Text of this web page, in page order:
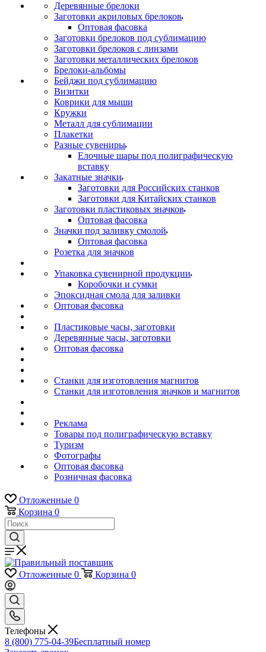
Деревянные брелоки
Заготовки акриловых брелоков
Оптовая фасовка
Заготовки брелоков под сублимацию
Заготовки брелоков с линзами
Заготовки металлических брелоков
Брелоки-альбомы
Бейджи под сублимацию
Визитки
Коврики для мыши
Кружки
Металл для сублимации
Плакетки
Разные сувениры
Елочные шары под полиграфическую
вставку
Закатные значки
Заготовки для Российских станков
Заготовки для Китайских станков
Заготовки пластиковых значков
Оптовая фасовка
Значки под заливку смолой
Оптовая фасовка
Розетка для значков
Упаковка сувенирной продукции
Коробочки и сумки
Эпоксидная смола для заливки
Оптовая фасовка
Пластиковые часы, заготовки
Деревянные часы, заготовки
Оптовая фасовка
Станки для изготовления магнитов
Станки для изготовления значков и магнитов
Реклама
Товары под полиграфическую вставку
Туризм
Фотографы
Оптовая фасовка
Розничная фасовка
Отложенные 0
Корзина 0
Отложенные 0 Корзина 0
Телефоны
8 (800) 775-04-39Бесплатный номер